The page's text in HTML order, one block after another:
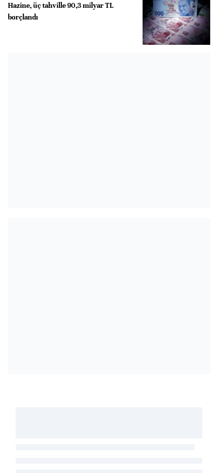
Hazine, üç tahville 90,3 milyar TL
borçlandı